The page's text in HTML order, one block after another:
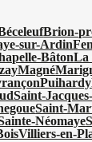
Brion-
sur-Ardin
BâtonLa
Magné
Puihardy
Saint-
Saint-
Néomaye
Villiers-en-